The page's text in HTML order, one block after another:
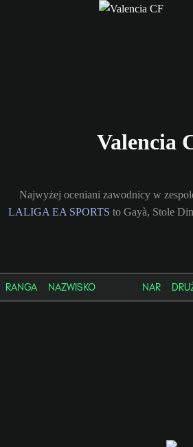
Valencia
Najwyżej oceniani zawodnicy w
LALIGA EA SPORTS to Gayà, Stole
RANGA NAZWISKO NAR